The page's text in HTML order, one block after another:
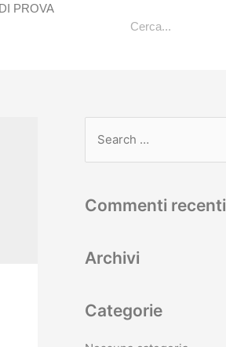
PROVA
Commenti recenti
Archivi
Categorie